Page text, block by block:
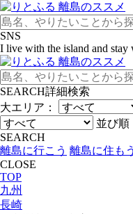
SNS
I live with the island and stay
SEARCH詳細検索
大エリア：
並び
SEARCH
離島に行こう 離島に住もう
CLOSE
TOP
九州
長崎